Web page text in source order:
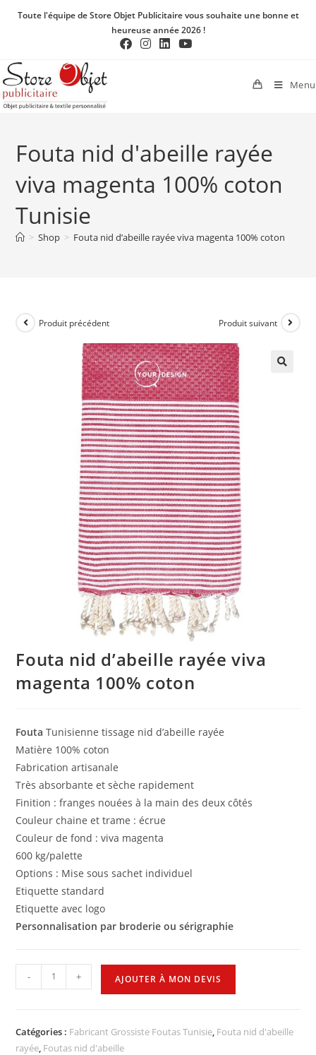
Toute l'équipe de Store Objet Publicitaire vous souhaite une bonne et
heureuse année 2026 !
Menu
Fouta nid d'abeille rayée
viva magenta 100% coton
Tunisie
> Shop > Fouta nid d’abeille rayée viva magenta 100% coton
Produit précédent Produit suivant
Fouta nid d’abeille rayée viva
magenta 100% coton
Fouta Tunisienne tissage nid d’abeille rayée
Matière 100% coton
Fabrication artisanale
Très absorbante et sèche rapidement
Finition : franges nouées à la main des deux côtés
Couleur chaine et trame : écrue
Couleur de fond : viva magenta
600 kg/palette
Options : Mise sous sachet individuel
Etiquette standard
Etiquette avec logo
Personnalisation par broderie ou sérigraphie
- + AJOUTER À MON DEVIS
Catégories : Fabricant Grossiste Foutas Tunisie, Fouta nid d'abeille
rayée, Foutas nid d'abeille